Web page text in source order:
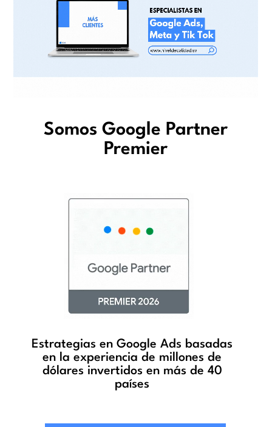
Somos Google Partner
Premier
Estrategias en Google Ads basadas
en la experiencia de millonesde
dólares invertidos en más de 40
países